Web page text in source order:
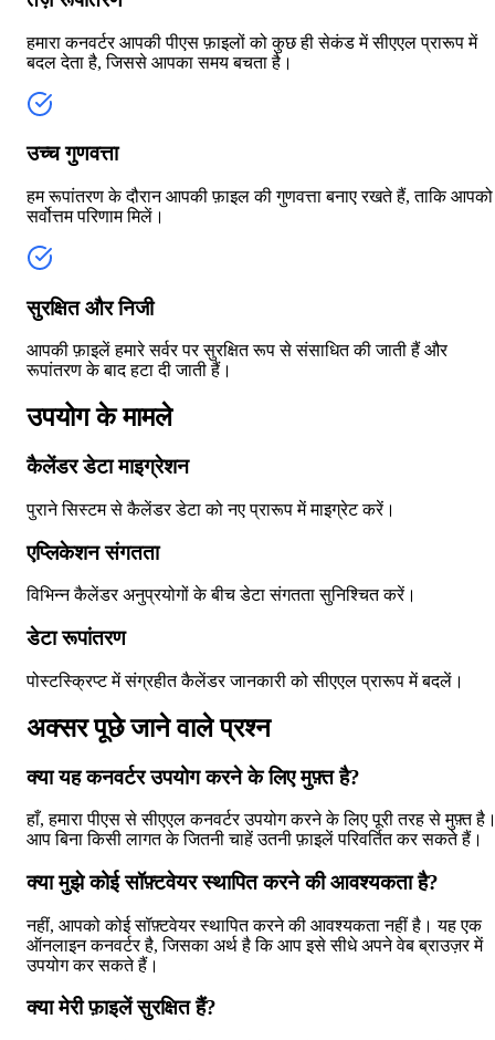
हमारा कनवर्टर आपकी पीएस फ़ाइलों को कुछ ही सेकंड में सीएएल प्रारूप में
बदल देता है, जिससे आपका समय बचता है।
उच्च गुणवत्ता
हम रूपांतरण के दौरान आपकी फ़ाइल की गुणवत्ता बनाए रखते हैं, ताकि आपको
सर्वोत्तम परिणाम मिलें।
सुरक्षित और निजी
आपकी फ़ाइलें हमारे सर्वर पर सुरक्षित रूप से संसाधित की जाती हैं और
रूपांतरण के बाद हटा दी जाती हैं।
उपयोग के मामले
कैलेंडर डेटा माइग्रेशन
पुराने सिस्टम से कैलेंडर डेटा को नए प्रारूप में माइग्रेट करें।
एप्लिकेशन संगतता
विभिन्न कैलेंडर अनुप्रयोगों के बीच डेटा संगतता सुनिश्चित करें।
डेटा रूपांतरण
पोस्टस्क्रिप्ट में संग्रहीत कैलेंडर जानकारी को सीएएल प्रारूप में बदलें।
अक्सर पूछे जाने वाले प्रश्न
क्या यह कनवर्टर उपयोग करने के लिए मुफ़्त है?
हाँ, हमारा पीएस से सीएएल कनवर्टर उपयोग करने के लिए पूरी तरह से मुफ़्त
आप बिना किसी लागत के जितनी चाहें उतनी फ़ाइलें परिवर्तित कर सकते हैं।
क्या मुझे कोई सॉफ़्टवेयर स्थापित करने की आवश्यकता है?
नहीं, आपको कोई सॉफ़्टवेयर स्थापित करने की आवश्यकता नहीं है। यह एक
ऑनलाइन कनवर्टर है, जिसका अर्थ है कि आप इसे सीधे अपने वेब ब्राउज़र में
उपयोग कर सकते हैं।
क्या मेरी फ़ाइलें सुरक्षित हैं?